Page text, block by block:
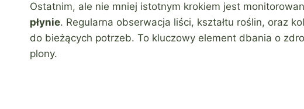
Ostatnim, ale nie mniej istotnym krokiem jest
płynie. Regularna obserwacja liści, kształtu roślin, oraz
do bieżących potrzeb. To kluczowy element dbania o
plony.